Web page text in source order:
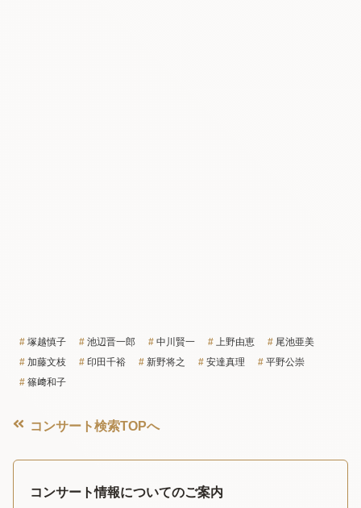
塚越慎子 池辺晋一郎 中川賢一 上野由恵
尾池亜美
加藤文枝
印田千裕 新野将之 安達真理
平野公崇
篠﨑和子
コンサート検索TOPへ
コンサート情報についてのご案内